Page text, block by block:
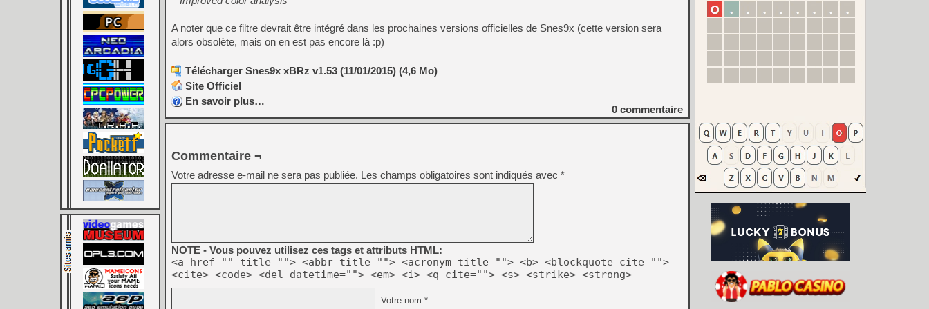
A noter que ce filtre devrait être intégré dans les prochaines versions officielles de Snes9x (cette version sera
alors obsolète, mais on en est pas encore là :p)
Télécharger Snes9x xBRz v1.53 (11/01/2015) (4,6 Mo)
Site Officiel
En savoir plus…
0 commentaire
Commentaire ¬
Votre adresse e-mail ne sera pas publiée. Les champs obligatoires sont indiqués avec *
NOTE - Vous pouvez utilisez ces tags et attributs HTML:
<a href="" title=""> <abbr title=""> <acronym title=""> <b> <blockquote cite="">
<cite> <code> <del datetime=""> <em> <i> <q cite=""> <s> <strike> <strong>
Votre nom *